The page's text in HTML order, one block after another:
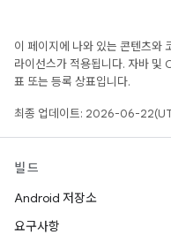
이 페이지에 나와 있는 콘텐츠와
라이선스가 적용됩니다. 자바
표 또는 등록 상표입니다.
최종 업데이트: 2026-06-
빌드
Android 저장소
요구사항